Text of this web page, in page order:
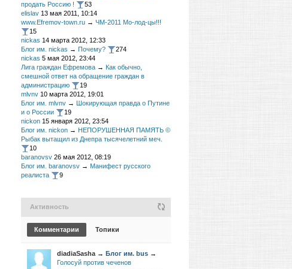
продать Россию !
53
elislav 13 мая 2011, 10:14
www.Efremov-town.ru → ЧМ-2011 Мо-лод-цы!!!
15
nickas 14 марта 2012, 12:33
Блог им. nickas → Почему?
274
nickas 5 мая 2012, 23:44
Лига граждан Ефремова → Как обычно,
смешной ответ на обращение граждан в
администрацию
19
mlvnv 10 марта 2012, 19:01
Блог им. mlvnv → Шокирующая правда о Путине
и о России
19
nickon 15 января 2012, 23:54
Блог им. nickon → НЕПОРУШЕННАЯ ПАМЯТЬ ©
Рыбак вытащил из Днепра тысячелетний меч.
10
baranovsv 26 мая 2012, 08:19
Блог им. baranovsv → Манифест русского
реалиста
9
Активность
Комментарии Топики
diadiaSasha → Блог им. bus →
Голосуй против чеченов